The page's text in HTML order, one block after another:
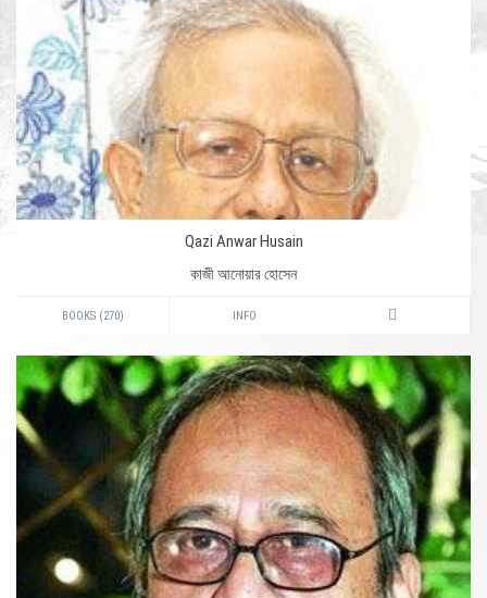
Qazi Anwar Husain
কাজী আনোয়ার হোসেন
BOOKS (270) INFO